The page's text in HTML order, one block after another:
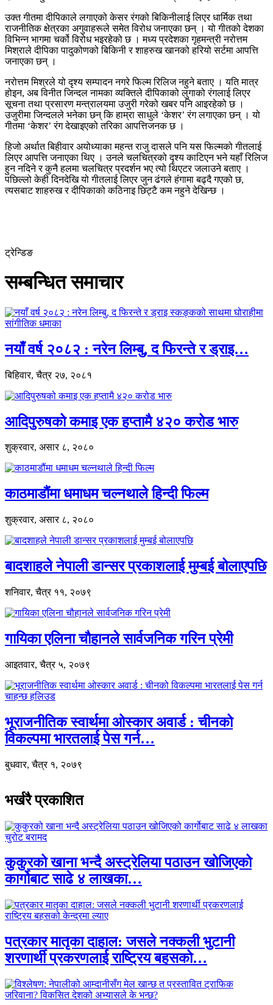
उक्त गीतमा दीपिकाले लगाएको केसर रंगको बिकिनीलाई लिएर धार्मिक तथा
राजनीतिक क्षेत्रका अगुवाहरूले समेत विरोध जनाएका छन् । यो गीतको देशका
विभिन्न भागमा चर्को विरोध भइरहेको छ । मध्य प्रदेशका गृहमन्त्री नरोत्तम
मिश्राले दीपिका पादुकोणको बिकिनी र शाहरुख खानको हरियो सर्टमा आपत्ति
जनाएका छन् ।
नरोत्तम मिश्रले यो दृश्य सम्पादन नगरे फिल्म रिलिज नहुने बताए । यति मात्र
होइन, अब विनीत जिन्दल नामका व्यक्तिले दीपिकाको लुगाको रंगलाई लिएर
सूचना तथा प्रसारण मन्त्रालयमा उजुरी गरेको खबर पनि आइरहेको छ ।
उजुरीमा जिन्दलले भनेका छन् कि हाम्रा साधुले ‘केशर’ रंग लगाएका छन् । यो
गीतमा ‘केशर’ रंग देखाइएको तरिका आपत्तिजनक छ ।
हिजो अर्थात बिहीवार अयोध्याका महन्त राजु दासले पनि यस फिल्मको गीतलाई
लिएर आपत्ति जनाएका थिए । उनले चलचित्रको दृश्य काटिएन भने यहाँ रिलिज
हुन नदिने र कुनै हलमा चलचित्र प्रदर्शन भए त्यो थिएटर जलाउने बताए ।
पछिल्लो केही दिनदेखि यो गीतलाई लिएर जुन ढंगले हंगामा बढ्दै गएको छ,
त्यसबाट शाहरुख र दीपिकाको कठिनाइ छिट्टै कम नहुने देखिन्छ ।
ट्रेन्डिङ
सम्बन्धित समाचार
नयाँ वर्ष २०८२ : नरेन लिम्बु, द फिरन्ते र ड्राइ…
बिहिवार, चैत्र २७, २०८१
आदिपुरुषको कमाइ एक हप्तामै ४२० करोड भारु
शुक्रवार, असार ८, २०८०
काठमाडौंमा धमाधम चल्नथाले हिन्दी फिल्म
शुक्रवार, असार ८, २०८०
बादशाहले नेपाली डान्सर प्रकाशलाई मुम्बई बोलाएपछि
शनिवार, चैत्र ११, २०७९
गायिका एलिना चौहानले सार्वजनिक गरिन प्रेमी
आइतवार, चैत्र ५, २०७९
भूराजनीतिक स्वार्थमा ओस्कार अवार्ड : चीनको
विकल्पमा भारतलाई पेस गर्न…
बुधवार, चैत्र १, २०७९
भर्खरै प्रकाशित
कुकुरको खाना भन्दै अस्ट्रेलिया पठाउन खोजिएको
कार्गोबाट साढे ४ लाखका…
पत्रकार मातृका दाहाल: जसले नक्कली भुटानी
शरणार्थी प्रकरणलाई राष्ट्रिय बहसको…